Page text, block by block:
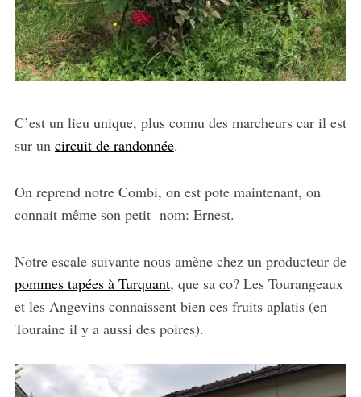
C’est un lieu unique, plus connu des marcheurs car il est
sur un circuit de randonnée.
On reprend notre Combi, on est pote maintenant, on
connait même son petit nom: Ernest.
Notre escale suivante nous amène chez un producteur de
pommes tapées à Turquant, que sa co? Les Tourangeaux
et les Angevins connaissent bien ces fruits aplatis (en
Touraine il y a aussi des poires).